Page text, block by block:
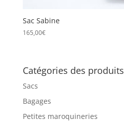
Sac Sabine
165,00€
Catégories des produits
Sacs
Bagages
Petites maroquineries